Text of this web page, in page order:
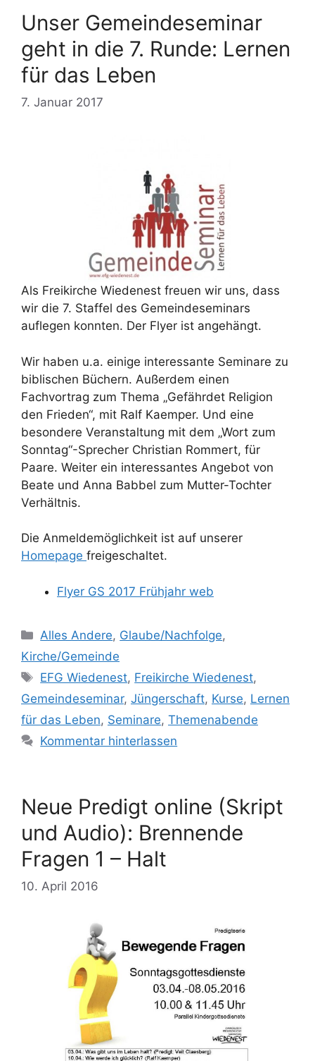
Unser Gemeindeseminar
geht in die 7. Runde: Lernen
für das Leben
7. Januar 2017
Als Freikirche Wiedenest freuen wir uns, dass
wir die 7. Staffel des Gemeindeseminars
auflegen konnten. Der Flyer ist angehängt.
Wir haben u.a. einige interessante Seminare zu
biblischen Büchern. Außerdem einen
Fachvortrag zum Thema „Gefährdet Religion
den Frieden“, mit Ralf Kaemper. Und eine
besondere Veranstaltung mit dem „Wort zum
Sonntag“-Sprecher Christian Rommert, für
Paare. Weiter ein interessantes Angebot von
Beate und Anna Babbel zum Mutter-Tochter
Verhältnis.
Die Anmeldemöglichkeit ist auf unserer
Homepage freigeschaltet.
Flyer GS 2017 Frühjahr web
Kategorien
Alles Andere, Glaube/Nachfolge,
Kirche/Gemeinde
Schlagwörter
EFG Wiedenest, Freikirche Wiedenest,
Gemeindeseminar, Jüngerschaft, Kurse, Lernen
für das Leben, Seminare, Themenabende
Kommentar hinterlassen
Neue Predigt online (Skript
und Audio): Brennende
Fragen 1 – Halt
10. April 2016